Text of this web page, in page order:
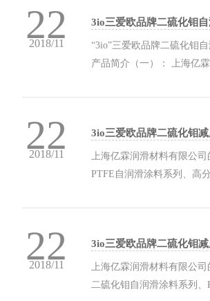
高分子复合自润滑涂层系列
22
2018/11
3io三爱欧品牌二硫化钼
“3io”三爱欧品牌二硫化钼
产品简介（一）： 上海亿
高分子复合耐磨涂料层系
用自润滑耐磨涂料层系列。
22
2018/11
3io三爱欧品牌二硫化钼
上海亿霖润滑材料有限公
PTFE自润滑涂料系列、高
自润滑涂料系列、高分子
有国内最全的二硫化钼及
列...
22
2018/11
3io三爱欧品牌二硫化钼
上海亿霖润滑材料有限公
二硫化钼自润滑涂料系列